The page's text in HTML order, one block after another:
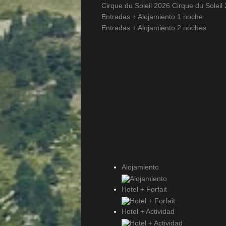
Cirque du Soleil 2026 Cirque du Soleil
Entradas + Alojamiento 1 noche
Entradas + Alojamiento 2 noches
Alojamiento
Hotel + Forfait
Hotel + Actividad